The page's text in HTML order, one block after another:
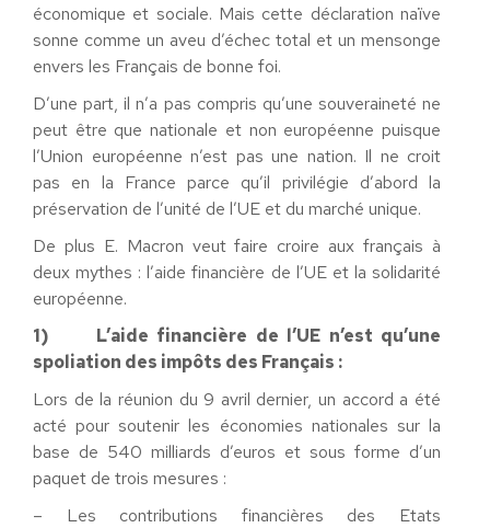
économique et sociale. Mais cette déclaration naïve
sonne comme un aveu d’échec total et un mensonge
envers les Français de bonne foi.
D’une part, il n’a pas compris qu’une souveraineté ne
peut être que nationale et non européenne puisque
l’Union européenne n’est pas une nation. Il ne croit
pas en la France parce qu’il privilégie d’abord la
préservation de l’unité de l’UE et du marché unique.
De plus E. Macron veut faire croire aux français à
deux mythes : l’aide financière de l’UE et la solidarité
européenne.
1)
L’aide financière de l’UE n’est qu’une
spoliation des impôts des Français :
Lors de la réunion du 9 avril dernier, un accord a été
acté pour soutenir les économies nationales sur la
base de 540 milliards d’euros et sous forme d’un
paquet de trois mesures :
– Les contributions financières des Etats